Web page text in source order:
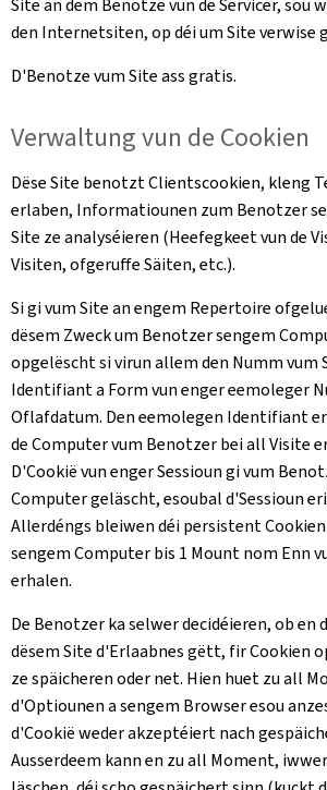
den Internetsiten, op déi um Site verwise
D'Benotze vum Site ass gratis.
Verwaltung vun de Cookien
Dëse Site benotzt Clientscookien, kleng
erlaben, Informatiounen zum Benotzer
Site ze analyséieren (Heefegkeet vun de
Visiten, ofgeruffe Säiten, etc.).
Si gi vum Site an engem Repertoire
dësem Zweck um Benotzer sengem
opgelëscht si virun allem den Numm vum
Identifiant a Form vun enger eemoleger
Oflafdatum. Den eemolegen Identifiant
de Computer vum Benotzer bei all Visite
D'Cookië vun enger Sessioun gi vum
Computer geläscht, esoubal d'Sessioun
Allerdéngs bleiwen déi persistent
sengem Computer bis 1 Mount nom Enn
erhalen.
De Benotzer ka selwer decidéieren, ob en
dësem Site d'Erlaabnes gëtt, fir Cookien
ze späicheren oder net. Hien huet zu all
d'Optiounen a sengem Browser esou
d'Cookië weder akzeptéiert nach
Ausserdeem kann en zu all Moment,